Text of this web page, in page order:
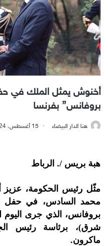
بروفانس” بفرنسا
هنا الدار البيضاء 15 أغسطس، 2024 - 12:28 مساءً
هبة بريس /. الرباط
مثّل رئيس الحكومة، عزيز
محمد السادس، في حفل
بروفانس، الذي جرى
شرق)، برئاسة رئيس
ماكرون.